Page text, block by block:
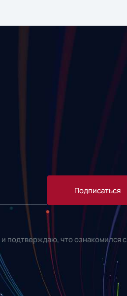
Подписаться
и подтверждаю, что ознакомился с